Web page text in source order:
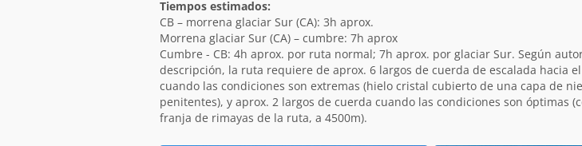
Tiempos estimados:
CB – morrena glaciar Sur (CA): 3h aprox.
Morrena glaciar Sur (CA) – cumbre: 7h aprox
Cumbre - CB: 4h aprox. por ruta normal; 7h aprox. por glaciar Sur. Según
descripción, la ruta requiere de aprox. 6 largos de cuerda de escalada hacia
cuando las condiciones son extremas (hielo cristal cubierto de una capa de
penitentes), y aprox. 2 largos de cuerda cuando las condiciones son óptimas
franja de rimayas de la ruta, a 4500m).